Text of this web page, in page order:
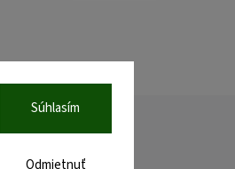
Odmietnuť
Súhlasím